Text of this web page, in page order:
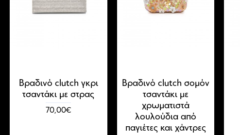
Βραδινό clutch γκρι
τσαντάκι με στρας
70,00€
Βραδινό clutch σομόν
τσαντάκι με
χρωματιστά
λουλούδια από
παγιέτες και χάντρες